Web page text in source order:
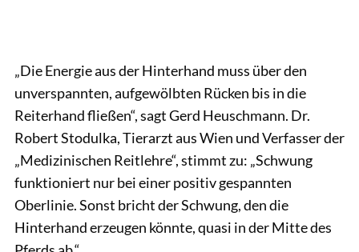
„Die Energie aus der Hinterhand muss über den
unverspannten, aufgewölbten Rücken bis in die
Reiterhand fließen“, sagt Gerd Heuschmann. Dr.
Robert Stodulka, Tierarzt aus Wien und Verfasser der
„Medizinischen Reitlehre“, stimmt zu: „Schwung
funktioniert nur bei einer positiv gespannten
Oberlinie. Sonst bricht der Schwung, den die
Hinterhand erzeugen könnte, quasi in der Mitte des